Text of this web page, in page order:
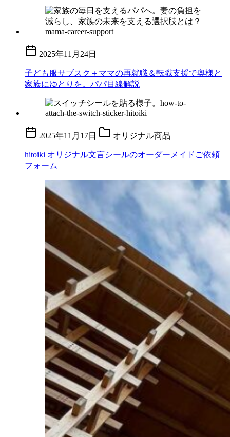
2025年11月24日
子ども服サブスク＋ママの再就職＆転職支援で奥様と
家族にゆとりを。パパ目線解説
2025年11月17日 オリジナル商品
hitoiki オリジナル文言シールのオーダーメイドご依頼
フォーム